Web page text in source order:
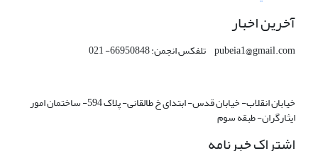
آخرین اخبار
pubeia1@gmail.com تلفکس انجمن: 66950848- 021
خیابان انقلاب- خیابان قدس- ابتدای خ طالقانی- پلاک 594- ساختمان امور
ایثارگران- طبقه سوم
اشتراک خبرنامه